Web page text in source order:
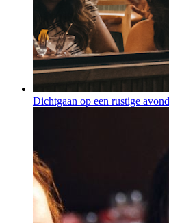
Dichtgaan op een rustige